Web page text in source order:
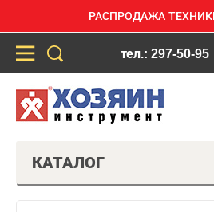
РАСПРОДАЖА
тел.: 297-50-95
КАТАЛОГ